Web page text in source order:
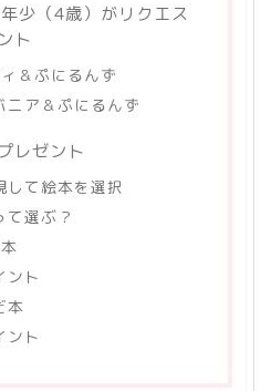
少（4歳）がリクエス
ト
＆ぷにるんず
ニア＆ぷにるんず
レゼント
して絵本を選択
て選ぶ？
ント
本
ント